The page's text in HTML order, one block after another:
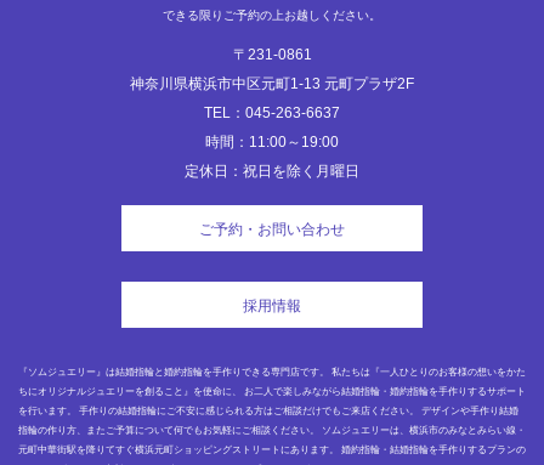
できる限りご予約の上お越しください。
〒231-0861
神奈川県横浜市中区元町1-13 元町プラザ2F
TEL：045-263-6637
時間：11:00～19:00
定休日：祝日を除く月曜日
ご予約・お問い合わせ
採用情報
『ソムジュエリー』は結婚指輪と婚約指輪を手作りできる専門店です。 私たちは『一人ひとりのお客様の想いをかた
ちにオリジナルジュエリーを創ること』を使命に、 お二人で楽しみながら結婚指輪・婚約指輪を手作りするサポート
を行います。 手作りの結婚指輪にご不安に感じられる方はご相談だけでもご来店ください。 デザインや手作り結婚
指輪の作り方、またご予算について何でもお気軽にご相談ください。 ソムジュエリーは、横浜市のみなとみらい線・
元町中華街駅を降りてすぐ横浜元町ショッピングストリートにあります。 婚約指輪・結婚指輪を手作りするプランの